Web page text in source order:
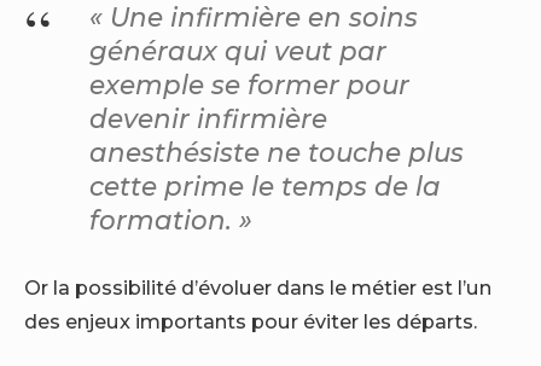
« Une infirmière en soins
généraux qui veut par
exemple se former pour
devenir infirmière
anesthésiste ne touche plus
cette prime le temps de la
formation. »
Or la possibilité d’évoluer dans le métier est l’un
des enjeux importants pour éviter les départs.